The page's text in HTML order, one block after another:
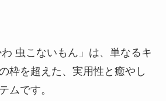
わ 虫こないもん」は、単なるキ
枠を超えた、実用性と癒やし
ムです。